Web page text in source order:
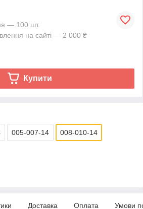
— 100 шт.
на сайті — 2 000 ₴
Купити
005-007-14 008-010-14
Доставка Оплата Умови